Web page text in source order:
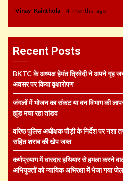
Vinay Kainthola 4 months ago
Recent Posts
BKTC के अध्यक्ष हेमंत त्रिवेदी ने अपने गृह
अवसर पर किया वृक्षारोपण
जंगलों में भोजन का संकट या वन विभाग की
झुंड मचा रहा तांडव
वरिष्ठ पुलिस अधीक्षक पौड़ी के निर्देश पर नशा
सहित शराब की खेप जब्त
कर्णप्रयाग में धारदार हथियार से हमला करने
अभियुक्तों को न्यायिक अभिरक्षा में भेजा गया जेल